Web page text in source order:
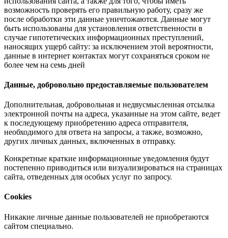
возможность проверять его правильную работу, сразу же
после обработки эти данные уничтожаются. Данные могут
быть использованы для установления ответственности в
случае гипотетических информационных преступлений,
наносящих ущерб сайту: за исключением этой вероятности,
данные в интернет контактах могут сохраняться сроком не
более чем на семь дней
Данные, добровольно предоставляемые пользователем
Дополнительная, добровольная и недвусмысленная отсылка
электронной почты на адреса, указанные на этом сайте, ведет
к последующему приобретению адреса отправителя,
необходимого для ответа на запросы, а также, возможно,
других личных данных, включенных в отправку.
Конкретные краткие информационные уведомления будут
постепенно приводиться или визуализироваться на страницах
сайта, отведенных для особых услуг по запросу.
Cookies
Никакие личные данные пользователей не приобретаются
сайтом специально.